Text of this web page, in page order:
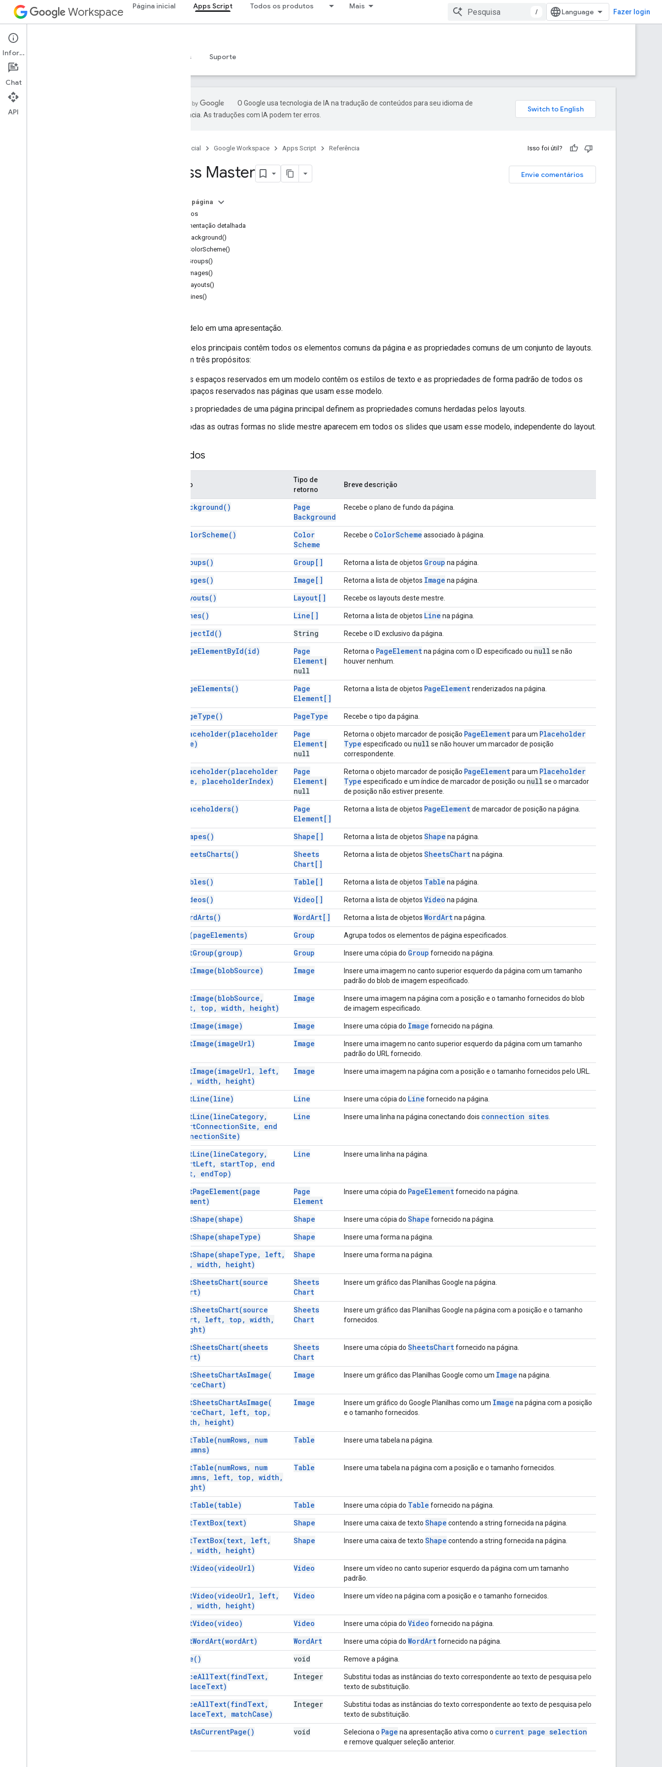
Workspace Página inicial Apps Script Todos os produtos Mais
/ Fazer login
Apps Script
Visão geral Exemplos Suporte
O Google usa tecnologia de IA na tradução de conteúdos para seu idioma de
preferência. As traduções com IA podem ter erros.
Página inicial Google Workspace Apps Script Referência Isso foi útil?
Envie comentários
Class Master
Nesta página
Métodos
Documentação detalhada
getBackground()
getColorScheme()
getGroups()
getImages()
getLayouts()
getLines()
Um modelo em uma apresentação.
Os modelos principais contêm todos os elementos comuns da página e as propriedades comuns de um conjunto de layouts.
Elas têm três propósitos:
Os espaços reservados em um modelo contêm os estilos de texto e as propriedades de forma padrão de todos os
espaços reservados nas páginas que usam esse modelo.
As propriedades de uma página principal definem as propriedades comuns herdadas pelos layouts.
Todas as outras formas no slide mestre aparecem em todos os slides que usam esse modelo, independente do layout.
Métodos
Método
Tipo de
retorno
Breve descrição
Background( )
Page
Background
Recebe o plano de fundo da página.
ColorScheme( )
Color
Scheme
Recebe o ColorScheme associado à página.
Groups( ) Group[] Retorna a lista de objetos Group na página.
Images( ) Image[] Retorna a lista de objetos Image na página.
Layouts( ) Layout[] Recebe os layouts deste mestre.
Lines( ) Line[] Retorna a lista de objetos Line na página.
ObjectId( ) String Recebe o ID exclusivo da página.
PageElementById(id)
Page
Element |
null
Retorna o PageElementna página com o ID especificado ou null se não
houver nenhum.
PageElements( )
Page
Element[]
Retorna a lista de objetos PageElementrenderizados na página.
PageType( ) PageType Recebe o tipo da página.
Placeholder(placeholder
Type)
Page
Element |
null
Retorna o objeto marcador de posição PageElementpara um Placeholder
Type especificado ou null se não houver um marcador de posição
correspondente.
Placeholder(placeholder
Type , placeholderIndex)
Page
Element |
null
Retorna o objeto marcador de posição PageElementpara um Placeholder
Type especificado e um índice de marcador de posição ou null se o marcador
de posição não estiver presente.
Placeholders( )
Page
Element[]
Retorna a lista de objetos PageElementde marcador de posição na página.
Shapes( ) Shape[] Retorna a lista de objetos Shape na página.
SheetsCharts( )
Sheets
Chart[]
Retorna a lista de objetos SheetsChartna página.
Tables( ) Table[] Retorna a lista de objetos Table na página.
Videos( ) Video[] Retorna a lista de objetos Video na página.
WordArts( ) WordArt[] Retorna a lista de objetos WordArtna página.
group(pageElements) Group Agrupa todos os elementos de página especificados.
insertGroup(group) Group Insere uma cópia do Group fornecido na página.
insertImage(blobSource) Image
Insere uma imagem no canto superior esquerdo da página com um tamanho
padrão do blob de imagem especificado.
insertImage(blobSource ,
left, top , width , height)
Image
Insere uma imagem na página com a posição e o tamanho fornecidos do blob
de imagem especificado.
insertImage(image) Image Insere uma cópia do Image fornecido na página.
insertImage(imageUrl) Image
Insere uma imagem no canto superior esquerdo da página com um tamanho
padrão do URL fornecido.
insertImage(imageUrl , left,
, width , height)
Image Insere uma imagem na página com a posição e o tamanho fornecidos pelo URL.
insertLine(line) Line Insere uma cópia do Line fornecido na página.
insertLine(lineCategory,
startConnectionSite ,
end
ConnectionSite)
Line Insere uma linha na página conectando dois connection sites
insertLine(lineCategory,
startLeft, startTop ,
end
Left, endTop)
Line Insere uma linha na página.
insertPageElement(page
Element)
Page
Element
Insere uma cópia do PageElementfornecido na página.
insertShape(shape) Shape Insere uma cópia do Shape fornecido na página.
insertShape(shapeType) Shape Insere uma forma na página.
insertShape(shapeType , left,
, width , height)
Shape Insere uma forma na página.
insertSheetsChart(source
Chart)
Sheets
Chart
Insere um gráfico das Planilhas Google na página.
insertSheetsChart(source
Chart, left, top , width ,
height)
Sheets
Chart
Insere um gráfico das Planilhas Google na página com a posição e o tamanho
fornecidos.
insertSheetsChart(sheets
Chart)
Sheets
Chart
Insere uma cópia do SheetsChartfornecido na página.
insertSheetsChartAsImage(
sourceChart)
Image Insere um gráfico das Planilhas Google como um Image na página.
insertSheetsChartAsImage(
sourceChart, left, top ,
width , height)
Image Insere um gráfico do Google Planilhas como um Image na página com a posição
e o tamanho fornecidos.
insertTable(numRows,
num
Columns)
Table Insere uma tabela na página.
insertTable(numRows,
num
Columns, left, top , width ,
height)
Table Insere uma tabela na página com a posição e o tamanho fornecidos.
insertTable(table) Table Insere uma cópia do Table fornecido na página.
insertTextBox(text) Shape Insere uma caixa de texto Shape contendo a string fornecida na página.
insertTextBox(text, left,
, width , height)
Shape Insere uma caixa de texto Shape contendo a string fornecida na página.
insertVideo(videoUrl) Video
Insere um vídeo no canto superior esquerdo da página com um tamanho
padrão.
insertVideo(videoUrl , left,
, width , height)
Video Insere um vídeo na página com a posição e o tamanho fornecidos.
insertVideo(video) Video Insere uma cópia do Video fornecido na página.
insertWordArt(wordArt) WordArt Insere uma cópia do WordArtfornecido na página.
remove( ) void Remove a página.
replaceAllText(findText,
replaceText)
Integer
Substitui todas as instâncias do texto correspondente ao texto de pesquisa pelo
texto de substituição.
replaceAllText(findText,
replaceText, matchCase)
Integer
Substitui todas as instâncias do texto correspondente ao texto de pesquisa pelo
texto de substituição.
selectAsCurrentPage( ) void Seleciona o Page na apresentação ativa como o current page selection
e remove qualquer seleção anterior.
Informações
Chat
API